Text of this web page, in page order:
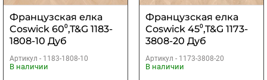
Французская елка
Coswick 60⁰,T&G 1183-
1808-10 Дуб
Ванильный S&B
Артикул - 1183-1808-10
В наличии
Французская елка
Coswick 45⁰,T&G 1173-
3808-20 Дуб
Ванильный
рустикальный 1
Артикул - 1173-3808-20
В наличии